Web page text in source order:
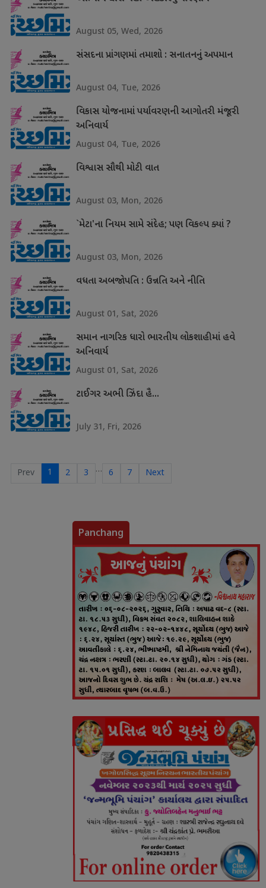
August 05, Wed, 2026
સંસદના પ્રાંગણમાં તમાશો : સનાતનનું અપમાન
August 04, Tue, 2026
વિકાસ યોજનામાં પર્યાવરણની આગોતરી મંજૂરી
અનિવાર્ય
August 04, Tue, 2026
વિશ્વાસ સૌથી મોટી વાત
August 03, Mon, 2026
`મેટા'ના નિયમ સામે સંદેહ; પણ વિકલ્પ ક્યાં ?
August 03, Mon, 2026
વધતા અબજોપતિ : ઉન્નતિ અને નીતિ
August 01, Sat, 2026
સમાન નાગરિક ધારો ભારતીય લોકશાહીમાં હવે
અનિવાર્ય
August 01, Sat, 2026
ટાઈગર અભી ઝિંદા હૈ...
July 31, Fri, 2026
Prev 1 2 3 … 6 7 Next
Panchang